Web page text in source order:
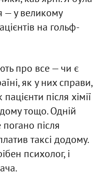
— у великому
на гольф-
про все — чи є
як у них справи,
після хімії
тощо. Одній
погано після
таксі додому.
психолог, і